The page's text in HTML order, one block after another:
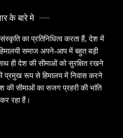
के बारे मे
का प्रतिनिधित्व करता हैं, देश में
समाज अपने-आप में बहुत बड़ी
ही देश की सीमाओं को सुरक्षित रखने
प्रमुख रूप से हिमालय में निवास करने
की सीमाओं का सजग प्रहरी की भांति
कर रहा हैं।